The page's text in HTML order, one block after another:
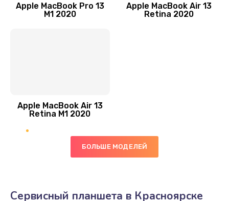
Ремонт гироскопа
750 руб.
Apple MacBook Pro 13
M1 2020
Apple MacBook Air 13
Retina 2020
Apple MacBook Air 13
Retina M1 2020
БОЛЬШЕ МОДЕЛЕЙ
Сервисный планшета в Красноярске